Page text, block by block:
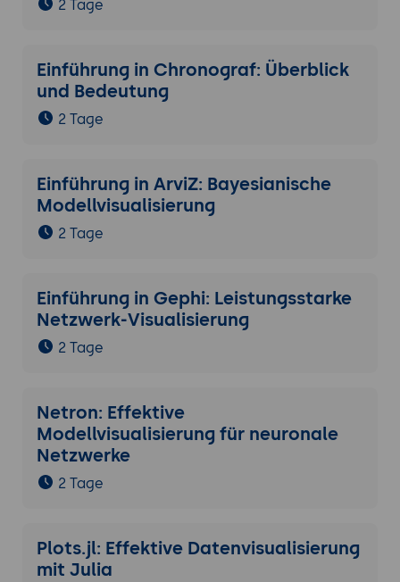
2 Tage
Einführung in Chronograf: Überblick
und Bedeutung
2 Tage
Einführung in ArviZ: Bayesianische
Modellvisualisierung
2 Tage
Einführung in Gephi: Leistungsstarke
Netzwerk-Visualisierung
2 Tage
Netron: Effektive
Modellvisualisierung für neuronale
Netzwerke
2 Tage
Plots.jl: Effektive Datenvisualisierung
mit Julia